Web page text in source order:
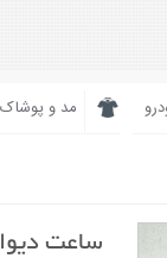
مد و پوشاک
ساعت